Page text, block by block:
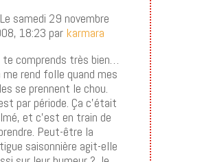
Le samedi 29 novembre
18:23 par karmara
te comprends très bien…
me rend folle quand mes
se prennent le chou.
par période. Ça c’était
et c’est en train de
Peut-être la
saisonnière agit-elle